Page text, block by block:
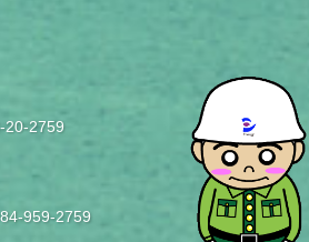
20-2759
959-2759